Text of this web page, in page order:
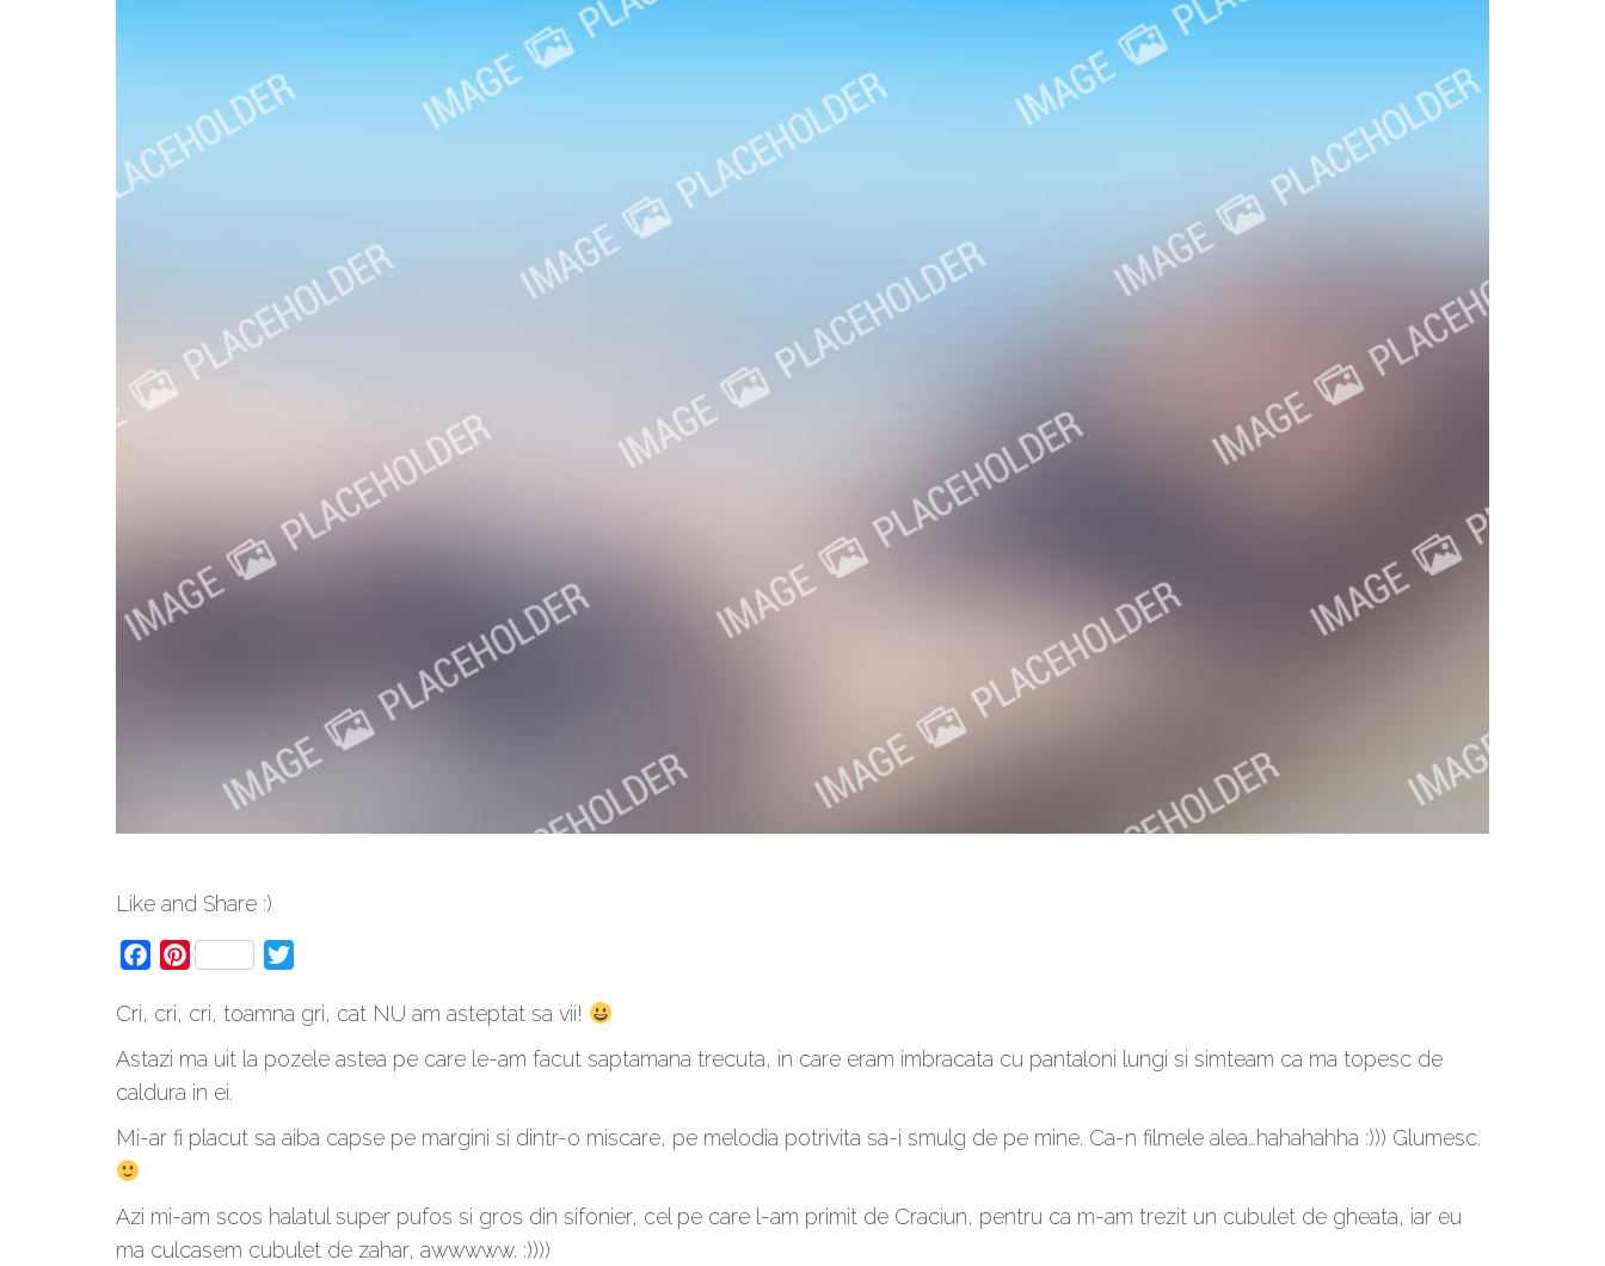
Like and Share :)
FacebookPinterest
Cri, cri, cri, toamna gri, cat NU am asteptat sa vii!
Astazi ma uit la pozele astea pe care le-am facut saptamana trecuta, in care eram imbracata cu pantaloni lungi si simteam ca ma topesc de
caldura in ei.
Mi-ar fi placut sa aiba capse pe margini si dintr-o miscare, pe melodia potrivita sa-i smulg de pe mine. Ca-n filmele alea…hahahahha :))) Glumesc.
Azi mi-am scos halatul super pufos si gros din sifonier, cel pe care l-am primit de Craciun, pentru ca m-am trezit un cubulet de gheata, iar eu
ma culcasem cubulet de zahar, awwwww. :))))